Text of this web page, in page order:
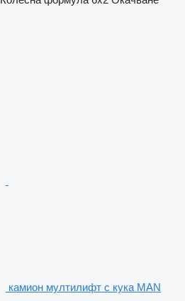
камион мултилифт с кука MAN